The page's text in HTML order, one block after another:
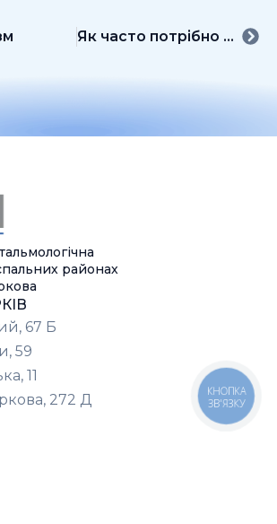
Як часто потрібно відвідувати офтальмолога дітям
районах
67 Б
59
11
272 Д
КНОПКА
ЗВ'ЯЗКУ